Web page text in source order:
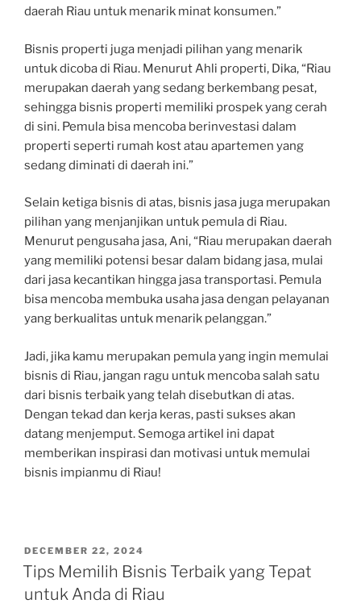
daerah Riau untuk menarik minat konsumen.”
Bisnis properti juga menjadi pilihan yang menarik
untuk dicoba di Riau. Menurut Ahli properti, Dika, “Riau
merupakan daerah yang sedang berkembang pesat,
sehingga bisnis properti memiliki prospek yang cerah
di sini. Pemula bisa mencoba berinvestasi dalam
properti seperti rumah kost atau apartemen yang
sedang diminati di daerah ini.”
Selain ketiga bisnis di atas, bisnis jasa juga merupakan
pilihan yang menjanjikan untuk pemula di Riau.
Menurut pengusaha jasa, Ani, “Riau merupakan daerah
yang memiliki potensi besar dalam bidang jasa, mulai
dari jasa kecantikan hingga jasa transportasi. Pemula
bisa mencoba membuka usaha jasa dengan pelayanan
yang berkualitas untuk menarik pelanggan.”
Jadi, jika kamu merupakan pemula yang ingin memulai
bisnis di Riau, jangan ragu untuk mencoba salah satu
dari bisnis terbaik yang telah disebutkan di atas.
Dengan tekad dan kerja keras, pasti sukses akan
datang menjemput. Semoga artikel ini dapat
memberikan inspirasi dan motivasi untuk memulai
bisnis impianmu di Riau!
POSTED
ON
DECEMBER 22, 2024
Tips Memilih Bisnis Terbaik yang Tepat
untuk Anda di Riau